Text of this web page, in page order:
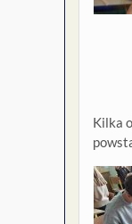
Kilka